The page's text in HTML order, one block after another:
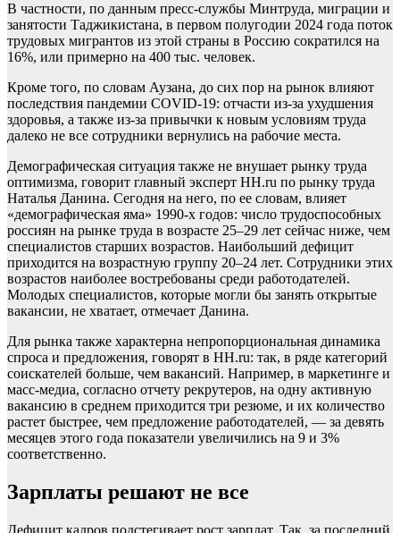
В частности, по данным пресс-службы Минтруда, миграции и
занятости Таджикистана, в первом полугодии 2024 года поток
трудовых мигрантов из этой страны в Россию сократился на
16%, или примерно на 400 тыс. человек.
Кроме того, по словам Аузана, до сих пор на рынок влияют
последствия пандемии COVID-19: отчасти из-за ухудшения
здоровья, а также из-за привычки к новым условиям труда
далеко не все сотрудники вернулись на рабочие места.
Демографическая ситуация также не внушает рынку труда
оптимизма, говорит главный эксперт HH.ru по рынку труда
Наталья Данина. Сегодня на него, по ее словам, влияет
«демографическая яма» 1990-х годов: число трудоспособных
россиян на рынке труда в возрасте 25–29 лет сейчас ниже, чем
специалистов старших возрастов. Наибольший дефицит
приходится на возрастную группу 20–24 лет. Сотрудники этих
возрастов наиболее востребованы среди работодателей.
Молодых специалистов, которые могли бы занять открытые
вакансии, не хватает, отмечает Данина.
Для рынка также характерна непропорциональная динамика
спроса и предложения, говорят в HH.ru: так, в ряде категорий
соискателей больше, чем вакансий. Например, в маркетинге и
масс-медиа, согласно отчету рекрутеров, на одну активную
вакансию в среднем приходится три резюме, и их количество
растет быстрее, чем предложение работодателей, — за девять
месяцев этого года показатели увеличились на 9 и 3%
соответственно.
Зарплаты решают не все
Дефицит кадров подстегивает рост зарплат. Так, за последний